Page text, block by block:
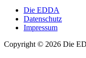
Die EDDA
Datenschutz
Impressum
Copyright © 2026 Die